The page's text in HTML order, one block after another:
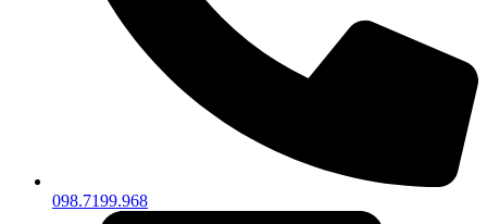
098.7199.968